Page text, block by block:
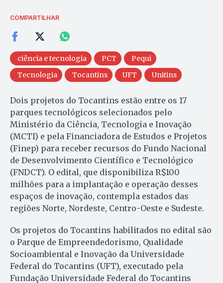
COMPARTILHAR
ciência e tecnologia PCT
Pequi
Tecnologia
Tocantins UFT Unitins
Dois projetos do Tocantins estão entre os 17
parques tecnológicos selecionados pelo
Ministério da Ciência, Tecnologia e Inovação
(MCTI) e pela Financiadora de Estudos e Projetos
(Finep) para receber recursos do Fundo Nacional
de Desenvolvimento Científico e Tecnológico
(FNDCT). O edital, que disponibiliza R$100
milhões para a implantação e operação desses
espaços de inovação, contempla estados das
regiões Norte, Nordeste, Centro-Oeste e Sudeste.
Os projetos do Tocantins habilitados no edital são
o Parque de Empreendedorismo, Qualidade
Socioambiental e Inovação da Universidade
Federal do Tocantins (UFT), executado pela
Fundação Universidade Federal do Tocantins